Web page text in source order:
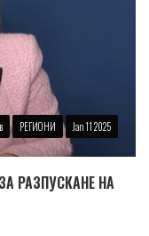
РЕГИОНИ Jan 11 2025
РАЗПУСКАНЕ НА